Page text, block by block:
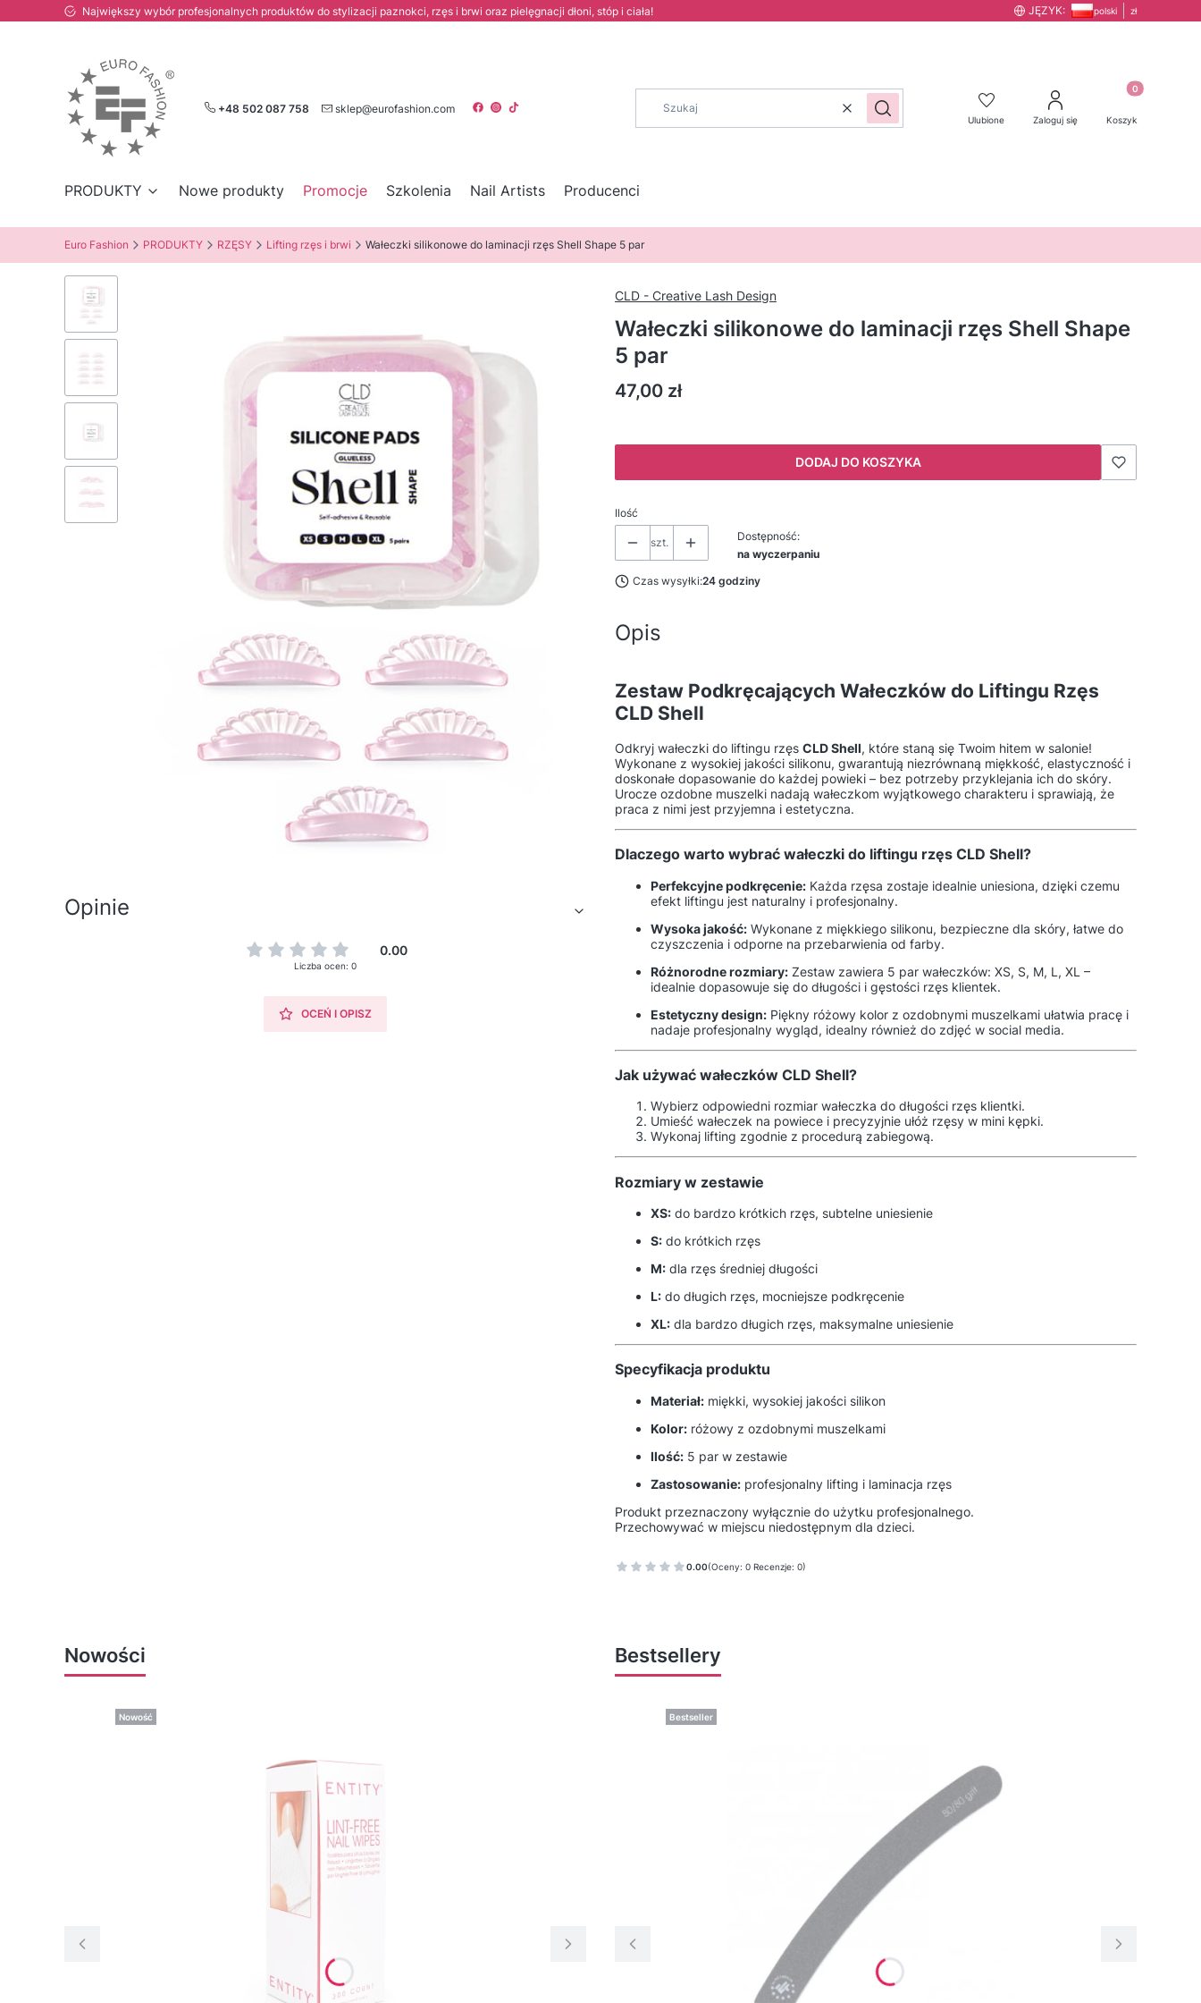
Największy wybór profesjonalnych produktów do stylizacji paznokci, rzęs i brwi oraz pielęgnacji dłoni, stóp i ciała! JĘZYK: polski zł
+48 502 087 758 sklep@eurofashion.com WyczyśćSzukaj Ulubione Zaloguj się
Produkty w
Koszyk
PRODUKTY Nowe produkty Promocje Szkolenia Nail Artists Producenci
Euro Fashion PRODUKTY RZĘSY Lifting rzęs i brwi Wałeczki silikonowe do laminacji rzęs Shell Shape 5 par
Opinie
0.00
Liczba ocen: 0
OCEŃ I OPISZ
CLD - Creative Lash Design
Wałeczki silikonowe do laminacji rzęs Shell Shape
5 par
Cena
47,00 zł
DODAJ DO KOSZYKA
Ilość
szt.
Dostępność:
na wyczerpaniu
Czas wysyłki:24 godziny
Opis
Zestaw Podkręcających Wałeczków do Liftingu Rzęs
CLD Shell
Odkryj wałeczki do liftingu rzęs CLD Shell, które staną się Twoim hitem w salonie!
Wykonane z wysokiej jakości silikonu, gwarantują niezrównaną miękkość, elastyczność i
doskonałe dopasowanie do każdej powieki – bez potrzeby przyklejania ich do skóry.
Urocze ozdobne muszelki nadają wałeczkom wyjątkowego charakteru i sprawiają, że
praca z nimi jest przyjemna i estetyczna.
Dlaczego warto wybrać wałeczki do liftingu rzęs CLD Shell?
Perfekcyjne podkręcenie: Każda rzęsa zostaje idealnie uniesiona, dzięki czemu
efekt liftingu jest naturalny i profesjonalny.
Wysoka jakość: Wykonane z miękkiego silikonu, bezpieczne dla skóry, łatwe do
czyszczenia i odporne na przebarwienia od farby.
Różnorodne rozmiary: Zestaw zawiera 5 par wałeczków: XS, S, M, L, XL –
idealnie dopasowuje się do długości i gęstości rzęs klientek.
Estetyczny design: Piękny różowy kolor z ozdobnymi muszelkami ułatwia pracę i
nadaje profesjonalny wygląd, idealny również do zdjęć w social media.
Jak używać wałeczków CLD Shell?
Wybierz odpowiedni rozmiar wałeczka do długości rzęs klientki.
Umieść wałeczek na powiece i precyzyjnie ułóż rzęsy w mini kępki.
Wykonaj lifting zgodnie z procedurą zabiegową.
Rozmiary w zestawie
XS: do bardzo krótkich rzęs, subtelne uniesienie
S: do krótkich rzęs
M: dla rzęs średniej długości
L: do długich rzęs, mocniejsze podkręcenie
XL: dla bardzo długich rzęs, maksymalne uniesienie
Specyfikacja produktu
Materiał: miękki, wysokiej jakości silikon
Kolor: różowy z ozdobnymi muszelkami
Ilość: 5 par w zestawie
Zastosowanie: profesjonalny lifting i laminacja rzęs
Produkt przeznaczony wyłącznie do użytku profesjonalnego.
Przechowywać w miejscu niedostępnym dla dzieci.
0.00(Oceny: 0 Recenzje: 0)
Nowości
Nowość
Bestsellery
Bestseller